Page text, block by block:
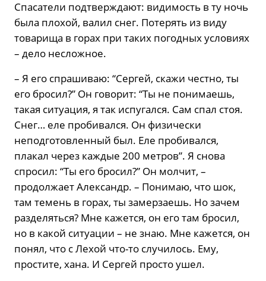
Спасатели подтверждают: видимость в ту ночь
была плохой, валил снег. Потерять из виду
товарища в горах при таких погодных условиях
– дело несложное.
– Я его спрашиваю: “Сергей, скажи честно, ты
его бросил?” Он говорит: “Ты не понимаешь,
такая ситуация, я так испугался. Сам спал стоя.
Снег… еле пробивался. Он физически
неподготовленный был. Еле пробивался,
плакал через каждые 200 метров”. Я снова
спросил: “Ты его бросил?” Он молчит, –
продолжает Александр. – Понимаю, что шок,
там темень в горах, ты замерзаешь. Но зачем
разделяться? Мне кажется, он его там бросил,
но в какой ситуации – не знаю. Мне кажется, он
понял, что с Лехой что-то случилось. Ему,
простите, хана. И Сергей просто ушел.